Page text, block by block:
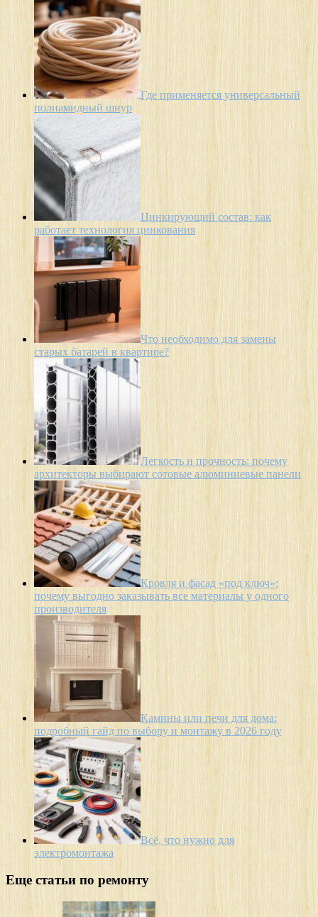
Где применяется универсальный
полиамидный шнур
Цинкирующий состав: как
работает технология цинкования
Что необходимо для замены
старых батарей в квартире?
Легкость и прочность: почему
архитекторы выбирают сотовые алюминиевые панели
Кровля и фасад «под ключ»:
почему выгодно заказывать все материалы у одного
производителя
Камины или печи для дома:
подробный гайд по выбору и монтажу в 2026 году
Всё, что нужно для
электромонтажа
Еще статьи по ремонту